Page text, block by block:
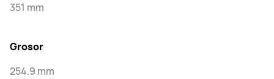
351 mm
Grosor
254.9 mm